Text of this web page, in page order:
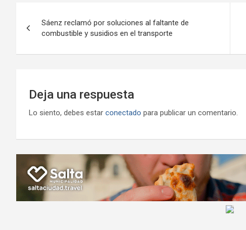
o
k
p
p
m
M
ail
de
entradas
Sáenz reclamó por soluciones al faltante de
combustible y susidios en el transporte
Deja una respuesta
Lo siento, debes estar conectado para publicar un comentario.